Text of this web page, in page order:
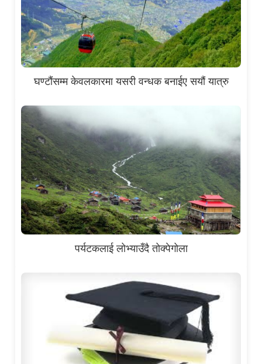
घण्टौंसम्म केवलकारमा यसरी वन्धक बनाईए सयौं यात्रु
पर्यटकलाई लोभ्याउँदै तोक्पेगोला